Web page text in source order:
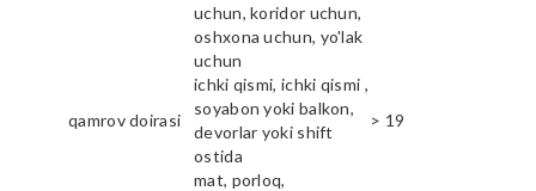
uchun, koridor uchun,
oshxona uchun, yo'lak
uchun
qamrov doirasi
ichki qismi, ichki qismi ,
soyabon yoki balkon,
devorlar yoki shift
ostida
> 19
mat, porloq,